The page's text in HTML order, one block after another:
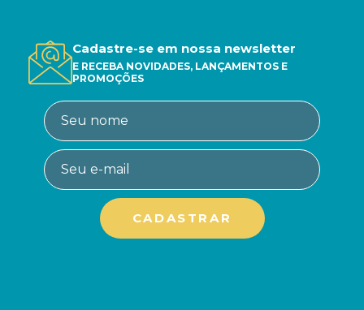
Cadastre-se em nossa newsletter
E RECEBA NOVIDADES, LANÇAMENTOS E
PROMOÇÕES